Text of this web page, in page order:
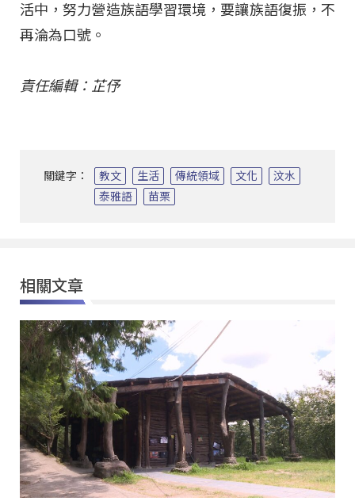
活中，努力營造族語學習環境，要讓族語復振，不
再淪為口號。
責任編輯：芷伃
關鍵字： 教文 生活 傳統領域 文化
汶水
泰雅語
苗栗
相關文章